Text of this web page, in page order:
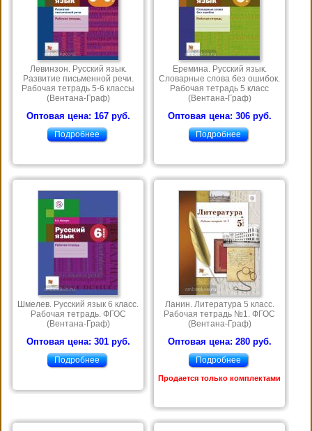
Левинзон. Русский язык.
Развитие письменной речи.
Рабочая тетрадь 5-6 классы
(Вентана-Граф)
Оптовая цена: 167 руб.
Подробнее
Еремина. Русский язык.
Словарные слова без ошибок.
Рабочая тетрадь 5 класс
(Вентана-Граф)
Оптовая цена: 306 руб.
Подробнее
Шмелев. Русский язык 6 класс.
Рабочая тетрадь. ФГОС
(Вентана-Граф)
Оптовая цена: 301 руб.
Подробнее
Ланин. Литература 5 класс.
Рабочая тетрадь №1. ФГОС
(Вентана-Граф)
Оптовая цена: 280 руб.
Подробнее
Продается только комплектами